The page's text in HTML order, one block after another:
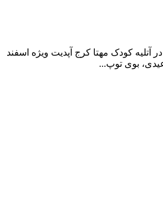
عکاسی با تم نوروز ۱۴۰۵ در آتلیه کودک مهتا کرج آپدیت ویژه اسفند